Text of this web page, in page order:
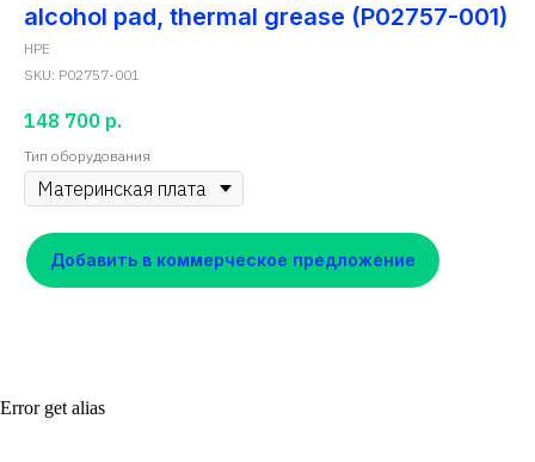
alcohol pad, thermal grease (P02757-001)
HPE
SKU: P02757-001
148 700 р.
Тип оборудования
Добавить в коммерческое предложение
Error get alias